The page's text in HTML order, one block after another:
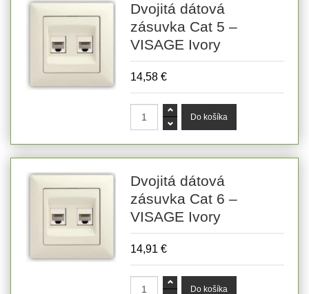
Dvojitá dátová
zásuvka Cat 5 –
VISAGE Ivory
14,58 €
Dvojitá dátová
zásuvka Cat 6 –
VISAGE Ivory
14,91 €